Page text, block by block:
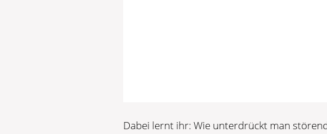
Dabei lernt ihr: Wie unterdrückt man